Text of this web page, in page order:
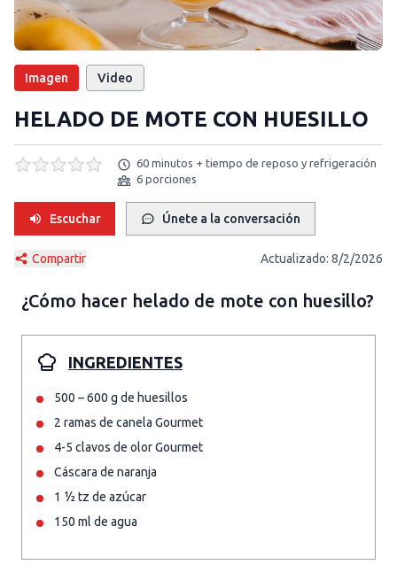
Imagen Video
HELADO DE MOTE CON HUESILLO
60 minutos + tiempo de reposo y refrigeración
6 porciones
Escuchar Únete a la conversación
Compartir Actualizado: 8/2/2026
¿Cómo hacer helado de mote con huesillo?
INGREDIENTES
500 – 600 g de huesillos
2 ramas de canela Gourmet
4-5 clavos de olor Gourmet
Cáscara de naranja
1 ½ tz de azúcar
150 ml de agua